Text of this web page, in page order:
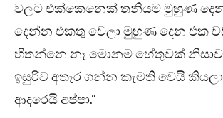
වලට එක්කෙනෙක් තනියම මුහුණ
දෙන්න එකතු වෙලා මුහුණ දෙන එක
හිතන්නෙ නෑ මොනම හේතුවක්
ඉසුරිව අතෑර ගන්න කැමති වෙයි කියලා.
ආදරෙයි අප්පා.”